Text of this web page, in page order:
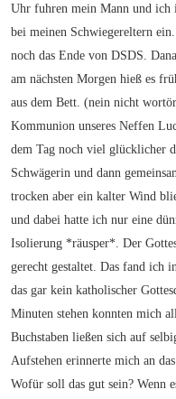
Uhr fuhren mein Mann und
bei meinen Schwiegereltern
noch das Ende von DSDS.
am nächsten Morgen hieß es
aus dem Bett. (nein nicht
Kommunion unseres Neffen
dem Tag noch viel glücklicher
Schwägerin und dann
trocken aber ein kalter Wind
und dabei hatte ich nur eine
Isolierung *räusper*. Der
gerecht gestaltet. Das fand ich
das gar kein katholischer
Minuten stehen konnten mich
Buchstaben ließen sich auf
Aufstehen erinnerte mich an
Wofür soll das gut sein? Wenn